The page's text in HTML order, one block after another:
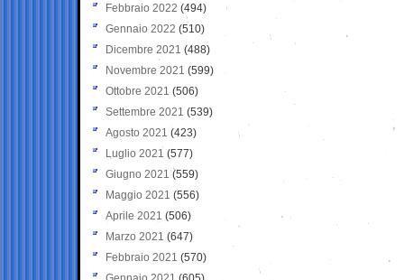
Febbraio 2022 (494)
Gennaio 2022 (510)
Dicembre 2021 (488)
Novembre 2021 (599)
Ottobre 2021 (506)
Settembre 2021 (539)
Agosto 2021 (423)
Luglio 2021 (577)
Giugno 2021(559)
Maggio 2021 (556)
Aprile 2021 (506)
Marzo 2021 (647)
Febbraio 2021 (570)